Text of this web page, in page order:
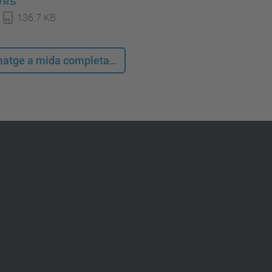
136.7 KB
a mida completa…